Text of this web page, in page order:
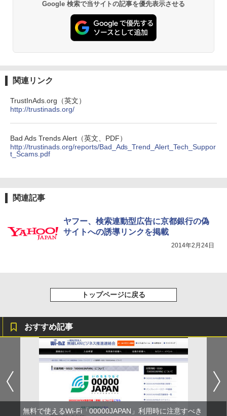
Google 検索で当サイトの記事を優先表示させる
関連リンク
TrustInAds.org（英文）
http://trustinads.org/
Bad Ads Trends Alert（英文、PDF）
http://trustinads.org/reports/Bad_Ads_Trend_Alert_Tech_Suppor
t_Scams.pdf
関連記事
ヤフー、検索連動型広告に京都銀行の偽
サイトへの誘導リンクを掲載
2014年2月24日
トップページに戻る
おすすめ記事
無料で使えるWi-Fi「00000JAPAN」利用時に注意すべき